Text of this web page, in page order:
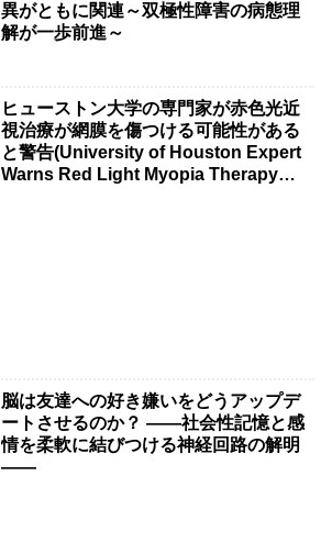
異がともに関連～双極性障害の病態理
解が一歩前進～
ヒューストン大学の専門家が赤色光近
視治療が網膜を傷つける可能性がある
と警告(University of Houston Expert
Warns Red Light Myopia Therapy
脳は友達への好き嫌いをどうアップデ
ートさせるのか？ ――社会性記憶と感
情を柔軟に結びつける神経回路の解明
――